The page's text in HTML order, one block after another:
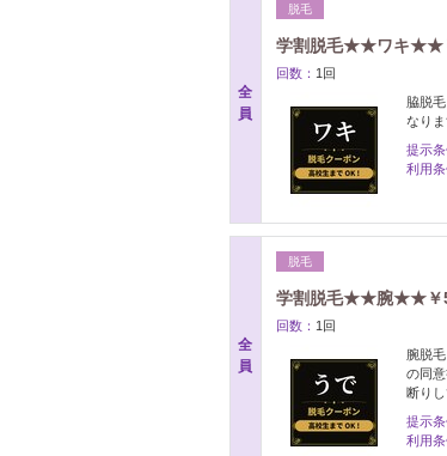
全
員
脱毛
学割脱毛★★ワキ★★
回数： 1回
脇脱
なり
提示条
利用条
全
員
脱毛
学割脱毛★★腕★★￥
回数： 1回
腕脱
の同
断りし
提示条
利用条